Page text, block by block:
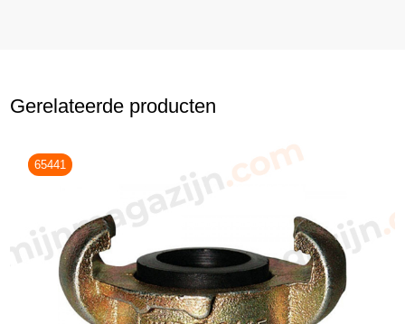
Gerelateerde producten
65441